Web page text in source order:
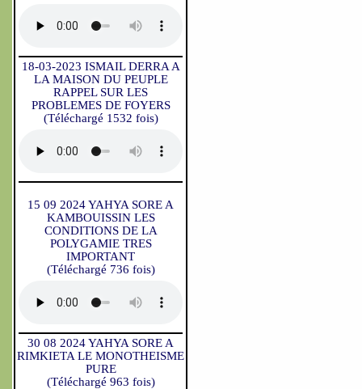
18-03-2023 ISMAIL DERRA A
LA MAISON DU PEUPLE
RAPPEL SUR LES
PROBLEMES DE FOYERS
(Téléchargé 1532 fois)
15 09 2024 YAHYA SORE A
KAMBOUISSIN LES
CONDITIONS DE LA
POLYGAMIE TRES
IMPORTANT
(Téléchargé 736 fois)
30 08 2024 YAHYA SORE A
RIMKIETA LE MONOTHEISME
PURE
(Téléchargé 963 fois)